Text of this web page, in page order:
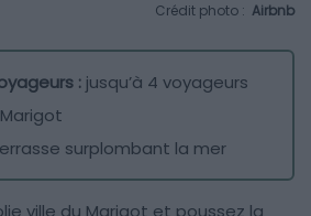
Crédit photo : Airbnb
: jusqu’à 4 voyageurs
Marigot
surplombant la mer
ville du Marigot et poussez la